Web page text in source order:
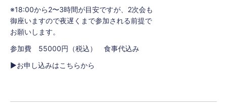
※18:00から2〜3時間が目安ですが、2次会も
御座いますので夜遅くまで参加される前提で
お願いします。
参加費 55000円（税込） 食事代込み
▶︎お申し込みはこちらから